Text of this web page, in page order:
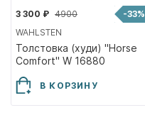
3 300 ₽ 4900
-33%
WAHLSTEN
Толстовка (худи) "Horse
Comfort" W 16880
В КОРЗИНУ